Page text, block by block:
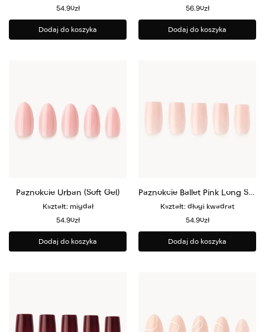
54.90zł
Dodaj do koszyka
56.90zł
Dodaj do koszyka
Paznokcie Urban (Soft Gel)
Kształt: migdał
54.90zł
Dodaj do koszyka
Paznokcie Ballet Pink Long Square (Soft Gel)
Kształt: długi kwadrat
54.90zł
Dodaj do koszyka